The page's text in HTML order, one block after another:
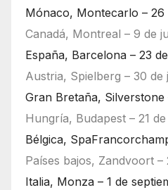
Mónaco, Montecarlo – 26
Canadá, Montreal – 9 de
España, Barcelona – 23
Austria, Spielberg – 30 de
Gran Bretaña, Silverstone
Hungría, Budapest – 21
Bélgica,
Países bajos, Zandvoort –
Italia, Monza – 1 de